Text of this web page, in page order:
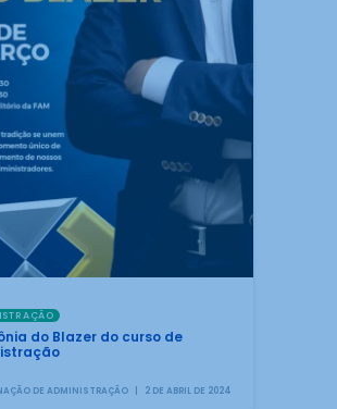
do Blazer do curso de
DE ADMINISTRAÇÃO 2 DE ABRIL DE 2024